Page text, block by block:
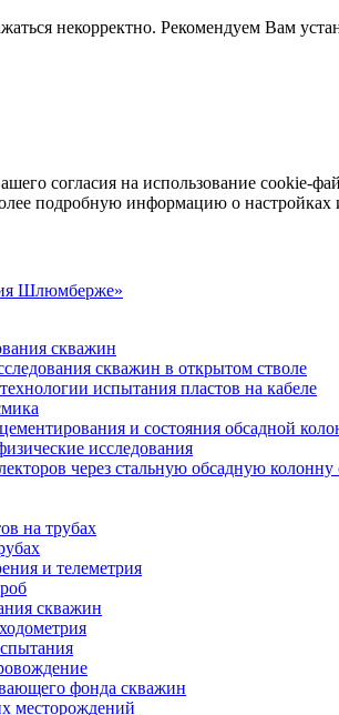
некорректно. Рекомендуем Вам
согласия на использование cookie-
подробную информацию о настройках
скважин
скважин в открытом стволе
испытания пластов на кабеле
и состояния обсадной
исследования
через стальную обсадную
на трубах
и телеметрия
скважин
фонда скважин
месторождений